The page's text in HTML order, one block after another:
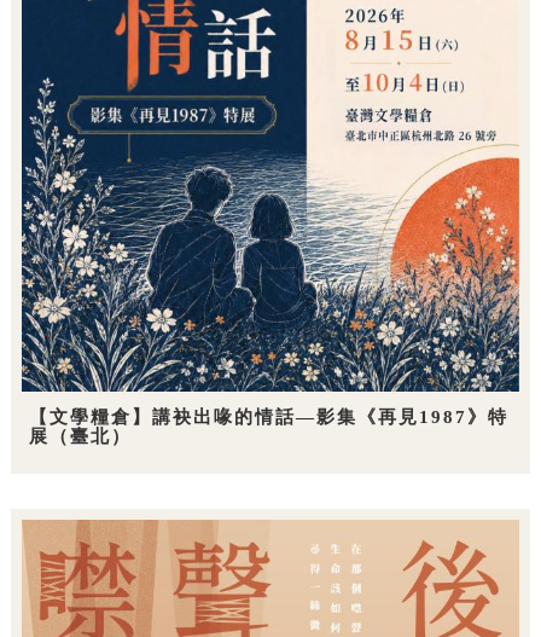
【文學糧倉】講袂出喙的情話—影集《再見1987》特
展（臺北）